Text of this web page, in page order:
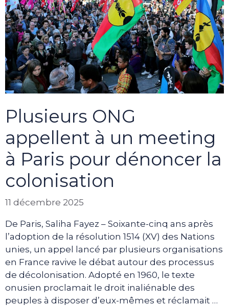
Plusieurs ONG
appellent à un meeting
à Paris pour dénoncer la
colonisation
11 décembre 2025
De Paris, Saliha Fayez – Soixante-cinq ans après
l’adoption de la résolution 1514 (XV) des Nations
unies, un appel lancé par plusieurs organisations
en France ravive le débat autour des processus
de décolonisation. Adopté en 1960, le texte
onusien proclamait le droit inaliénable des
peuples à disposer d’eux-mêmes et réclamait …